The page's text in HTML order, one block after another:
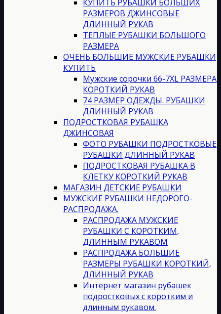
КУПИТЬ РУБАШКИ БОЛЬШИХ
РАЗМЕРОВ ДЖИНСОВЫЕ
ДЛИННЫЙ РУКАВ
ТЕПЛЫЕ РУБАШКИ БОЛЬШОГО
РАЗМЕРА
ОЧЕНЬ БОЛЬШИЕ МУЖСКИЕ РУБАШКИ
КУПИТЬ
Мужские сорочки 66-7XL РАЗМЕРА
КОРОТКИЙ РУКАВ
74 РАЗМЕР ОДЕЖДЫ. РУБАШКИ
ДЛИННЫЙ РУКАВ
ПОДРОСТКОВАЯ РУБАШКА
ДЖИНСОВАЯ
ФОТО РУБАШКИ ПОДРОСТКОВЫЕ
РУБАШКИ ДЛИННЫЙ РУКАВ
ПОДРОСТКОВАЯ РУБАШКА В
КЛЕТКУ КОРОТКИЙ РУКАВ
МАГАЗИН ДЕТСКИЕ РУБАШКИ
МУЖСКИЕ РУБАШКИ НЕДОРОГО-
РАСПРОДАЖА.
РАСПРОДАЖА МУЖСКИЕ
РУБАШКИ С КОРОТКИМ,
ДЛИННЫМ РУКАВОМ
РАСПРОДАЖА БОЛЬШИЕ
РАЗМЕРЫ РУБАШКИ КОРОТКИЙ,
ДЛИННЫЙ РУКАВ
Интернет магазин рубашек
подростковых с коротким и
длинным рукавом.